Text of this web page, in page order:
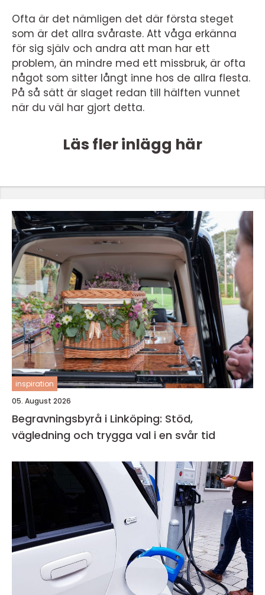
Ofta är det nämligen det där första steget
som är det allra svåraste. Att våga erkänna
för sig själv och andra att man har ett
problem, än mindre med ett missbruk, är ofta
något som sitter långt inne hos de allra flesta.
På så sätt är slaget redan till hälften vunnet
när du väl har gjort detta.
Läs fler inlägg här
inspiration
05. August 2026
Begravningsbyrå i Linköping: Stöd,
vägledning och trygga val i en svår tid